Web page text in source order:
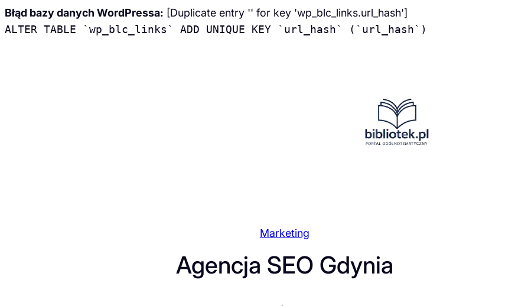
Błąd bazy danych WordPressa: [Duplicate entry '' for key 'wp_blc_links.url_hash']
ALTER TABLE `wp_blc_links` ADD UNIQUE KEY `url_hash` (`url_hash`)
Marketing
Agencja SEO Gdynia